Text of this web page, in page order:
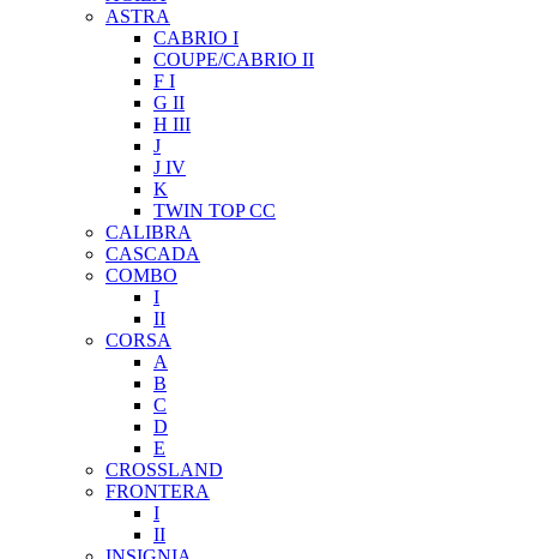
ASTRA
CABRIO I
COUPE/CABRIO II
F I
G II
H III
J
J IV
K
TWIN TOP CC
CALIBRA
CASCADA
COMBO
I
II
CORSA
A
B
C
D
E
CROSSLAND
FRONTERA
I
II